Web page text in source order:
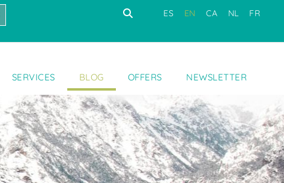
ES EN CA NL FR
SERVICES BLOG OFFERS NEWSLETTER